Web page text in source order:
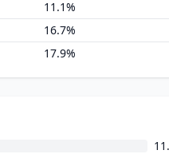
11.1%
16.7%
17.9%